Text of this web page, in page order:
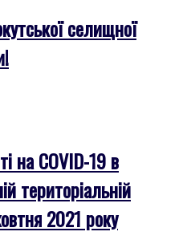
селищної
на COVID-19 в
територіальній
2021 року